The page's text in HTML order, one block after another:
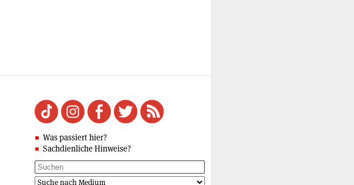
Was passiert hier?
Sachdienliche Hinweise?